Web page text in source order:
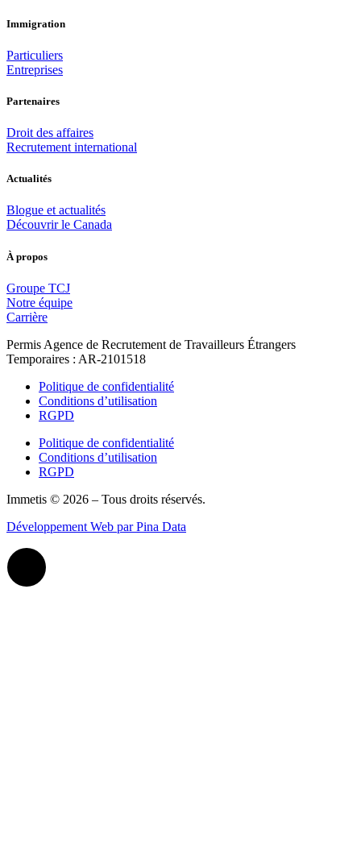
Immigration
Particuliers
Entreprises
Partenaires
Droit des affaires
Recrutement international
Actualités
Blogue et actualités
Découvrir le Canada
À propos
Groupe TCJ
Notre équipe
Carrière
Permis Agence de Recrutement de Travailleurs Étrangers
Temporaires : AR-2101518
Politique de confidentialité
Conditions d’utilisation
RGPD
Politique de confidentialité
Conditions d’utilisation
RGPD
Immetis © 2026 – Tous droits réservés.
Développement Web par Pina Data